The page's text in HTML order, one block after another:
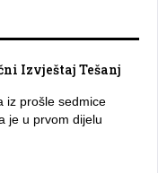
Izvještaj Tešanj
iz prošle sedmice
je u prvom dijelu